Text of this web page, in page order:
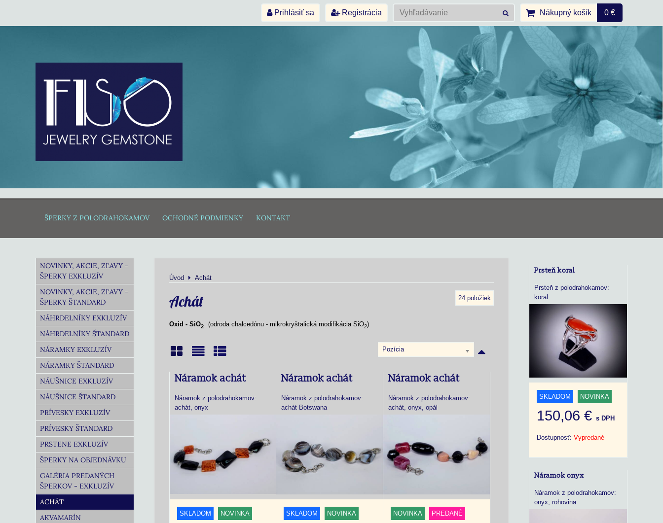
Prihlásiť sa Registrácia Nákupný košík 0 €
ŠPERKY Z POLODRAHOKAMOV OCHODNÉ PODMIENKY KONTAKT
Úvod Achát
Achát 24 položiek
Oxid - SiO2 (odroda chalcedónu - mikrokryštalická modifikácia SiO2)
Mriežka
Pozícia
Náramok achát
Náramok z polodrahokamov:
achát, onyx
SKLADOM NOVINKA
Náramok achát
Náramok z polodrahokamov:
achát Botswana
SKLADOM NOVINKA
Náramok achát
Náramok z polodrahokamov:
achát, onyx, opál
NOVINKA PREDANÉ
NOVINKY, AKCIE, ZĽAVY -
ŠPERKY EXKLUZÍV
NOVINKY, AKCIE, ZĽAVY -
ŠPERKY ŠTANDARD
NÁHRDELNÍKY EXKLUZÍV
NÁHRDELNÍKY ŠTANDARD
NÁRAMKY EXKLUZÍV
NÁRAMKY ŠTANDARD
NÁUŠNICE EXKLUZÍV
NÁUŠNICE ŠTANDARD
PRÍVESKY EXKLUZÍV
PRÍVESKY ŠTANDARD
PRSTENE EXKLUZÍV
ŠPERKY NA OBJEDNÁVKU
GALÉRIA PREDANÝCH
ŠPERKOV - EXKLUZÍV
ACHÁT
AKVAMARÍN
Prsteň koral
Prsteň z polodrahokamov:
koral
SKLADOM NOVINKA
150,06 € s DPH
Dostupnosť: Vypredané
Náramok onyx
Náramok z polodrahokamov:
onyx, rohovina